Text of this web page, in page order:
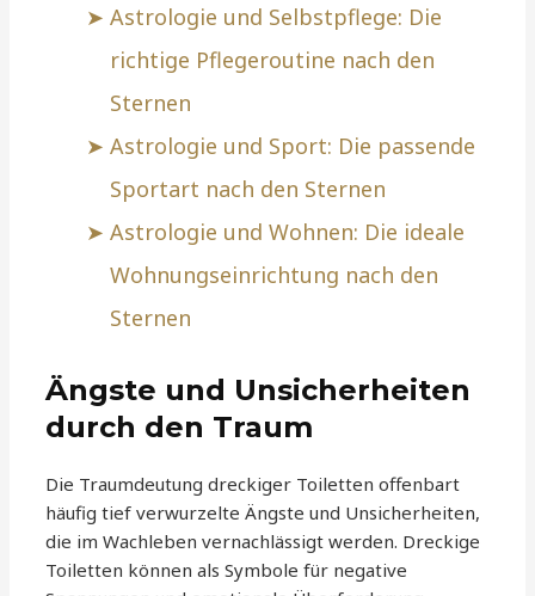
Astrologie und Selbstpflege: Die
richtige Pflegeroutine nach den
Sternen
Astrologie und Sport: Die passende
Sportart nach den Sternen
Astrologie und Wohnen: Die ideale
Wohnungseinrichtung nach den
Sternen
Ängste und Unsicherheiten
durch den Traum
Die Traumdeutung dreckiger Toiletten offenbart
häufig tief verwurzelte Ängste und Unsicherheiten,
die im Wachleben vernachlässigt werden. Dreckige
Toiletten können als Symbole für negative